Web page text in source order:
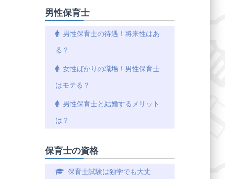
男性保育士
男性保育士の待遇！将来性はあ
る？
女性ばかりの職場！男性保育士
はモテる？
男性保育士と結婚するメリット
は？
保育士の資格
保育士試験は独学でも大丈